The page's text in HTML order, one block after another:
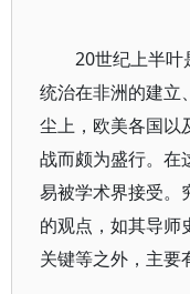
20世纪上半叶
统治在非洲的建立
尘上，欧美各国以
战而颇为盛行。在
易被学术界接受。
的观点，如其导师
关键等之外，主要